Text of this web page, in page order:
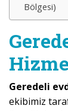
Bölgesi)
Geredeli
ekibimiz